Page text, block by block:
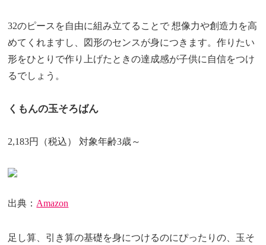
32のピースを自由に組み立てることで 想像力や創造力を高
めてくれますし、図形のセンスが身につきます。作りたい
形をひとりで作り上げたときの達成感が子供に自信をつけ
るでしょう。
くもんの玉そろばん
2,183円（税込） 対象年齢3歳～
出典： Amazon
足し算、引き算の基礎を身につけるのにぴったりの、玉そ